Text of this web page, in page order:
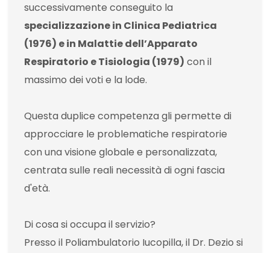
successivamente conseguito la
specializzazione in Clinica Pediatrica
(1976) e in Malattie dell’Apparato
Respiratorio e Tisiologia (1979) con il
massimo dei voti e la lode.
Questa duplice competenza gli permette di
approcciare le problematiche respiratorie
con una visione globale e personalizzata,
centrata sulle reali necessità di ogni fascia
d'età.
Di cosa si occupa il servizio?
Presso il Poliambulatorio Iucopilla, il Dr. Dezio si